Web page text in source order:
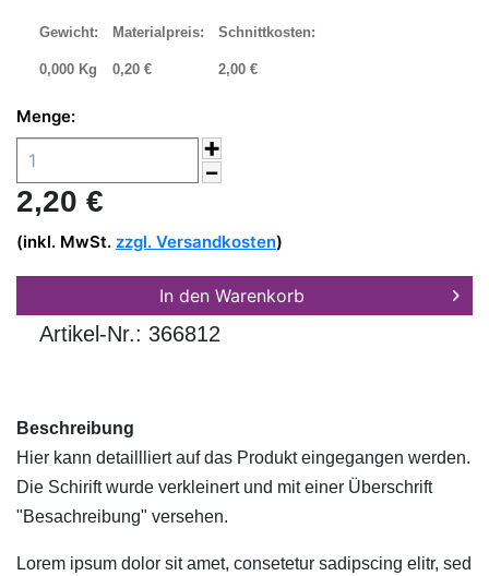
Gewicht:
0,000 Kg
Materialpreis:
0,20 €
Schnittkosten:
2,00 €
Menge:
2,20 €
(inkl. MwSt. zzgl. Versandkosten)
In den Warenkorb
Artikel-Nr.: 366812
Beschreibung
Hier kann detaillliert auf das Produkt eingegangen werden.
Die Schirift wurde verkleinert und mit einer Überschrift
"Besachreibung" versehen.
Lorem ipsum dolor sit amet, consetetur sadipscing elitr, sed